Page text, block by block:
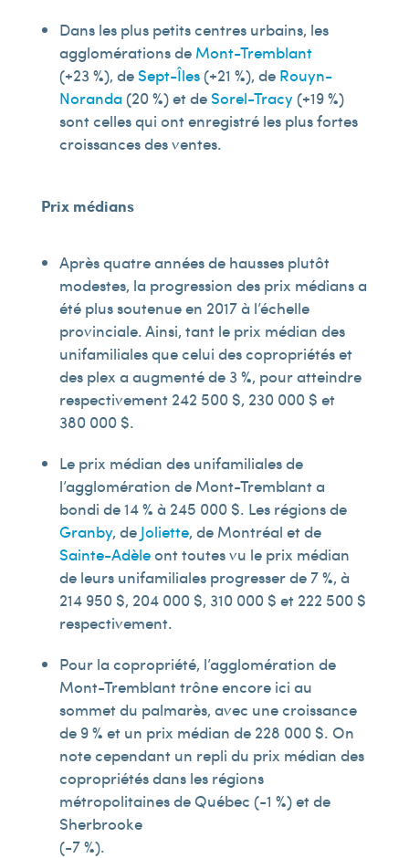
Dans les plus petits centres urbains, les
agglomérations de Mont-Tremblant
(+23 %), de Sept-Îles(+21 %), de Rouyn-
Noranda(20 %) et de Sorel-Tracy(+19 %)
sont celles qui ont enregistré les plus fortes
croissances des ventes.
Prix médians
Après quatre années de hausses plutôt
modestes, la progression des prix médians a
été plus soutenue en 2017 à l’échelle
provinciale. Ainsi, tant le prix médian des
unifamiliales que celui des copropriétés et
des plex a augmenté de 3 %, pour atteindre
respectivement 242 500 $, 230 000 $ et
380 000 $.
Le prix médian des unifamiliales de
l’agglomération de Mont-Tremblant a
bondi de 14 % à 245 000 $. Les régions de
Granby, de Joliette, de Montréal et de
Sainte-Adèleont toutes vu le prix médian
de leurs unifamiliales progresser de 7 %, à
214 950 $, 204 000 $, 310 000 $ et 222 500 $
respectivement.
Pour la copropriété, l’agglomération de
Mont-Tremblant trône encore ici au
sommet du palmarès, avec une croissance
de 9 % et un prix médian de 228 000 $. On
note cependant un repli du prix médian des
copropriétés dans les régions
métropolitaines de Québec (-1 %) et de
Sherbrooke
(-7 %).